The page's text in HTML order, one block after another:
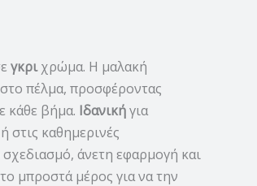
γκριχρώμα. Η μαλακή
πέλμα, προσφέροντας
κάθε βήμα. Ιδανικήγια
στις καθημερινές
άνετη εφαρμογή και
μπροστά μέρος για να την